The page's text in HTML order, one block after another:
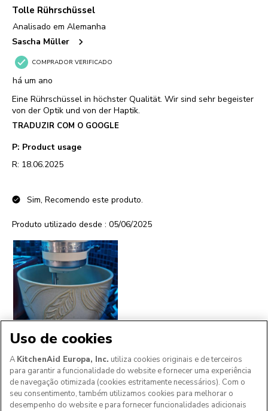
Uso de cookies
A KitchenAid Europa, Inc. utiliza cookies originais e de terceiros
para garantir a funcionalidade do website e fornecer uma experiência
de navegação otimizada (cookies estritamente necessários). Com o
seu consentimento, também utilizamos cookies para melhorar o
desempenho do website e para fornecer funcionalidades adicionais